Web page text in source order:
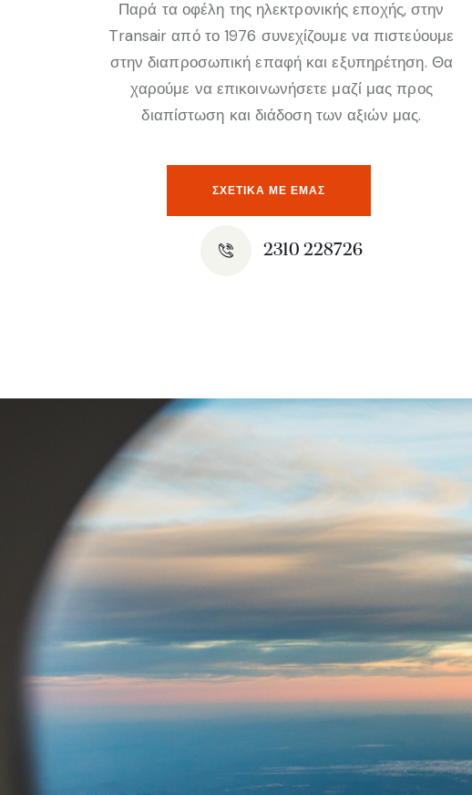
Παρά τα οφέλη της ηλεκτρονικής εποχής, στην
Transair από το 1976 συνεχίζουμε να πιστεύουμε
στην διαπροσωπική επαφή και εξυπηρέτηση. Θα
χαρούμε να επικοινωνήσετε μαζί μας προς
διαπίστωση και διάδοση των αξιών μας.
ΣΧΕΤΙΚΆ ΜΕ ΕΜΑΣ
2310 228726